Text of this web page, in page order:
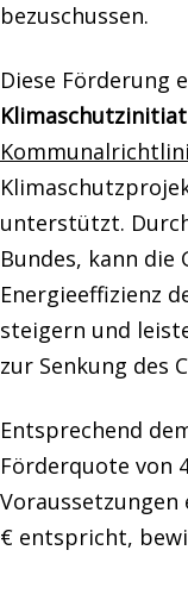
bezuschussen.
Diese Förderung
unterstützt.
Bundes, kann die
Energieeffizienz
steigern und
zur Senkung des
Entsprechend
Förderquote von
Voraussetzungen
€ entspricht,